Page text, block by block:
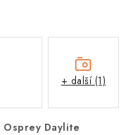
Osprey Daylite
+ další (1)